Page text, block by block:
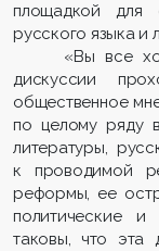
площадкой для
русского языка и
«Вы все
дискуссии
общественное
по целому ряду
литературы,
к проводимой
реформы, ее
политические и
таковы, что эта